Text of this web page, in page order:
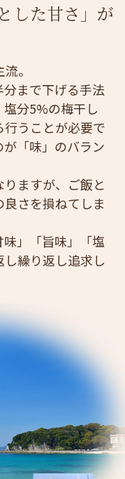
した甘さ」が
。
まで下げる手法
分5%の梅干し
うことが必要で
「味」のバラン
ますが、ご飯と
さを損ねてしま
」「旨味」「塩
繰り返し追求し